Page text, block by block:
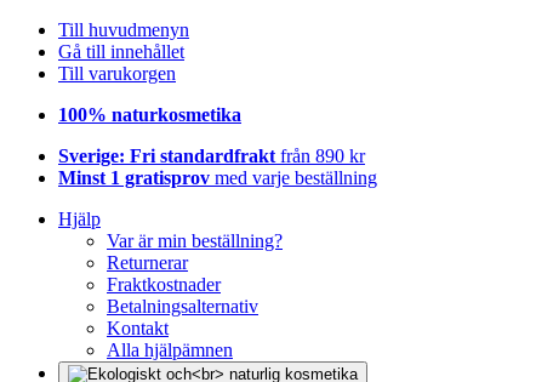
Till huvudmenyn
Gå till innehållet
Till varukorgen
100% naturkosmetika
Sverige: Fri standardfrakt från 890 kr
Minst 1 gratisprov med varje beställning
Hjälp
Var är min beställning?
Returnerar
Fraktkostnader
Betalningsalternativ
Kontakt
Alla hjälpämnen